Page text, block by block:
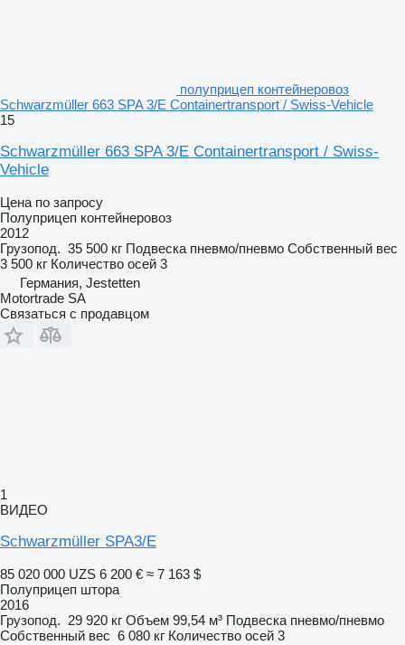
полуприцеп контейнеровоз
Schwarzmüller 663 SPA 3/E Containertransport / Swiss-Vehicle
15
Schwarzmüller 663 SPA 3/E Containertransport / Swiss-
Vehicle
Цена по запросу
Полуприцеп контейнеровоз
2012
Грузопод. 35 500 кг Подвеска пневмо/пневмо Собственный вес
3 500 кг Количество осей 3
Германия, Jestetten
Motortrade SA
Связаться с продавцом
1
ВИДЕО
Schwarzmüller SPA3/E
85 020 000 UZS 6 200 € ≈ 7 163 $
Полуприцеп штора
2016
Грузопод. 29 920 кг Объем 99,54 м³ Подвеска пневмо/пневмо
Собственный вес 6 080 кг Количество осей 3